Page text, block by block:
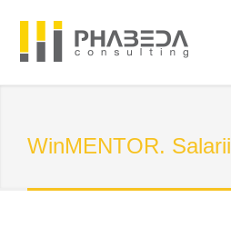
WinMENTOR. Salarii